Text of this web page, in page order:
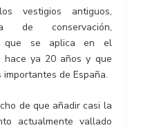
vestigios antiguos,
de conservación,
que se aplica en el
hace ya 20 años y que
de España.
de que añadir casi la
actualmente vallado